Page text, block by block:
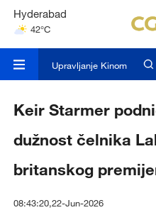
Hyderabad
42°C
Mumbai
Upravljanje Kinom
Keir Starmer
dužnost čelnika
britanskog
08:43:20,22-Jun-2026